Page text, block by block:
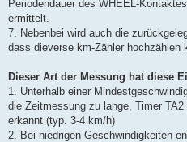
Periodendauer des WHEEL-
ermittelt.
7. Nebenbei wird auch die
dass dieverse km-Zähler hochzählen
Dieser Art der Messung hat diese
1. Unterhalb einer
die Zeitmessung zu lange, Timer
erkannt (typ. 3-4 km/h)
2. Bei niedrigen Geschwindigkeiten